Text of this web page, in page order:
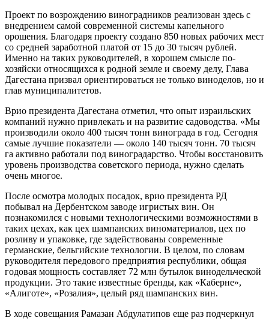
Проект по возрождению виноградников реализован здесь с
внедрением самой современной системы капельного
орошения. Благодаря проекту создано 850 новых рабочих мест
со средней заработной платой от 15 до 30 тысяч рублей.
Именно на таких руководителей, в хорошем смысле по-
хозяйски относящихся к родной земле и своему делу, Глава
Дагестана призвал ориентироваться не только виноделов, но и
глав муниципалитетов.
Врио президента Дагестана отметил, что опыт израильских
компаний нужно привлекать и на развитие садоводства. «Мы
производили около 400 тысяч тонн винограда в год. Сегодня
самые лучшие показатели — около 140 тысяч тонн. 70 тысяч
га активно работали под виноградарство. Чтобы восстановить
уровень производства советского периода, нужно сделать
очень многое.
После осмотра молодых посадок, врио президента РД
побывал на Дербентском заводе игристых вин. Он
познакомился с новыми технологическими возможностями в
таких цехах, как цех шампанских виноматериалов, цех по
розливу и упаковке, где задействованы современные
германские, бельгийские технологии. В целом, по словам
руководителя передового предприятия республики, общая
годовая мощность составляет 72 млн бутылок винодельческой
продукции. Это такие известные бренды, как «Каберне»,
«Алиготе», «Розалия», целый ряд шампанских вин.
В ходе совещания Рамазан Абдулатипов еще раз подчеркнул